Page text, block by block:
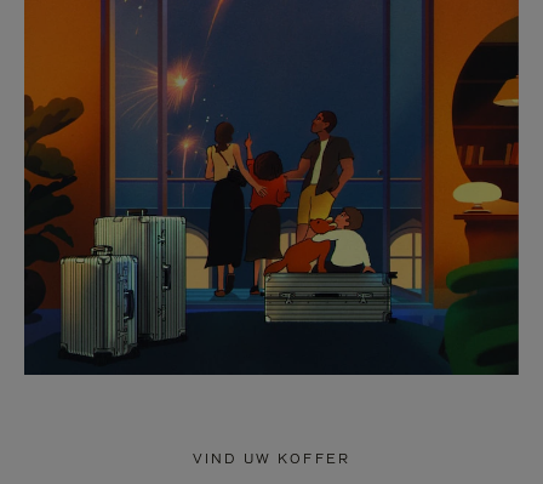
DEMPEN
OP
TE
HEFFEN
VIND UW KOFFER